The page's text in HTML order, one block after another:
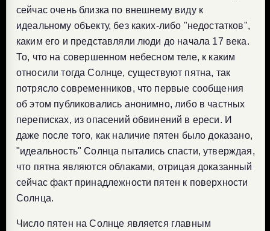
сейчас очень близка по внешнему виду к
идеальному объекту, без каких-либо "недостатков",
каким его и представляли люди до начала 17 века.
То, что на совершенном небесном теле, к каким
относили тогда Солнце, существуют пятна, так
потрясло современников, что первые сообщения
об этом публиковались анонимно, либо в частных
переписках, из опасений обвинений в ереси. И
даже после того, как наличие пятен было доказано,
"идеальность" Солнца пытались спасти, утверждая,
что пятна являются облаками, отрицая доказанный
сейчас факт принадлежности пятен к поверхности
Солнца.
Число пятен на Солнце является главным